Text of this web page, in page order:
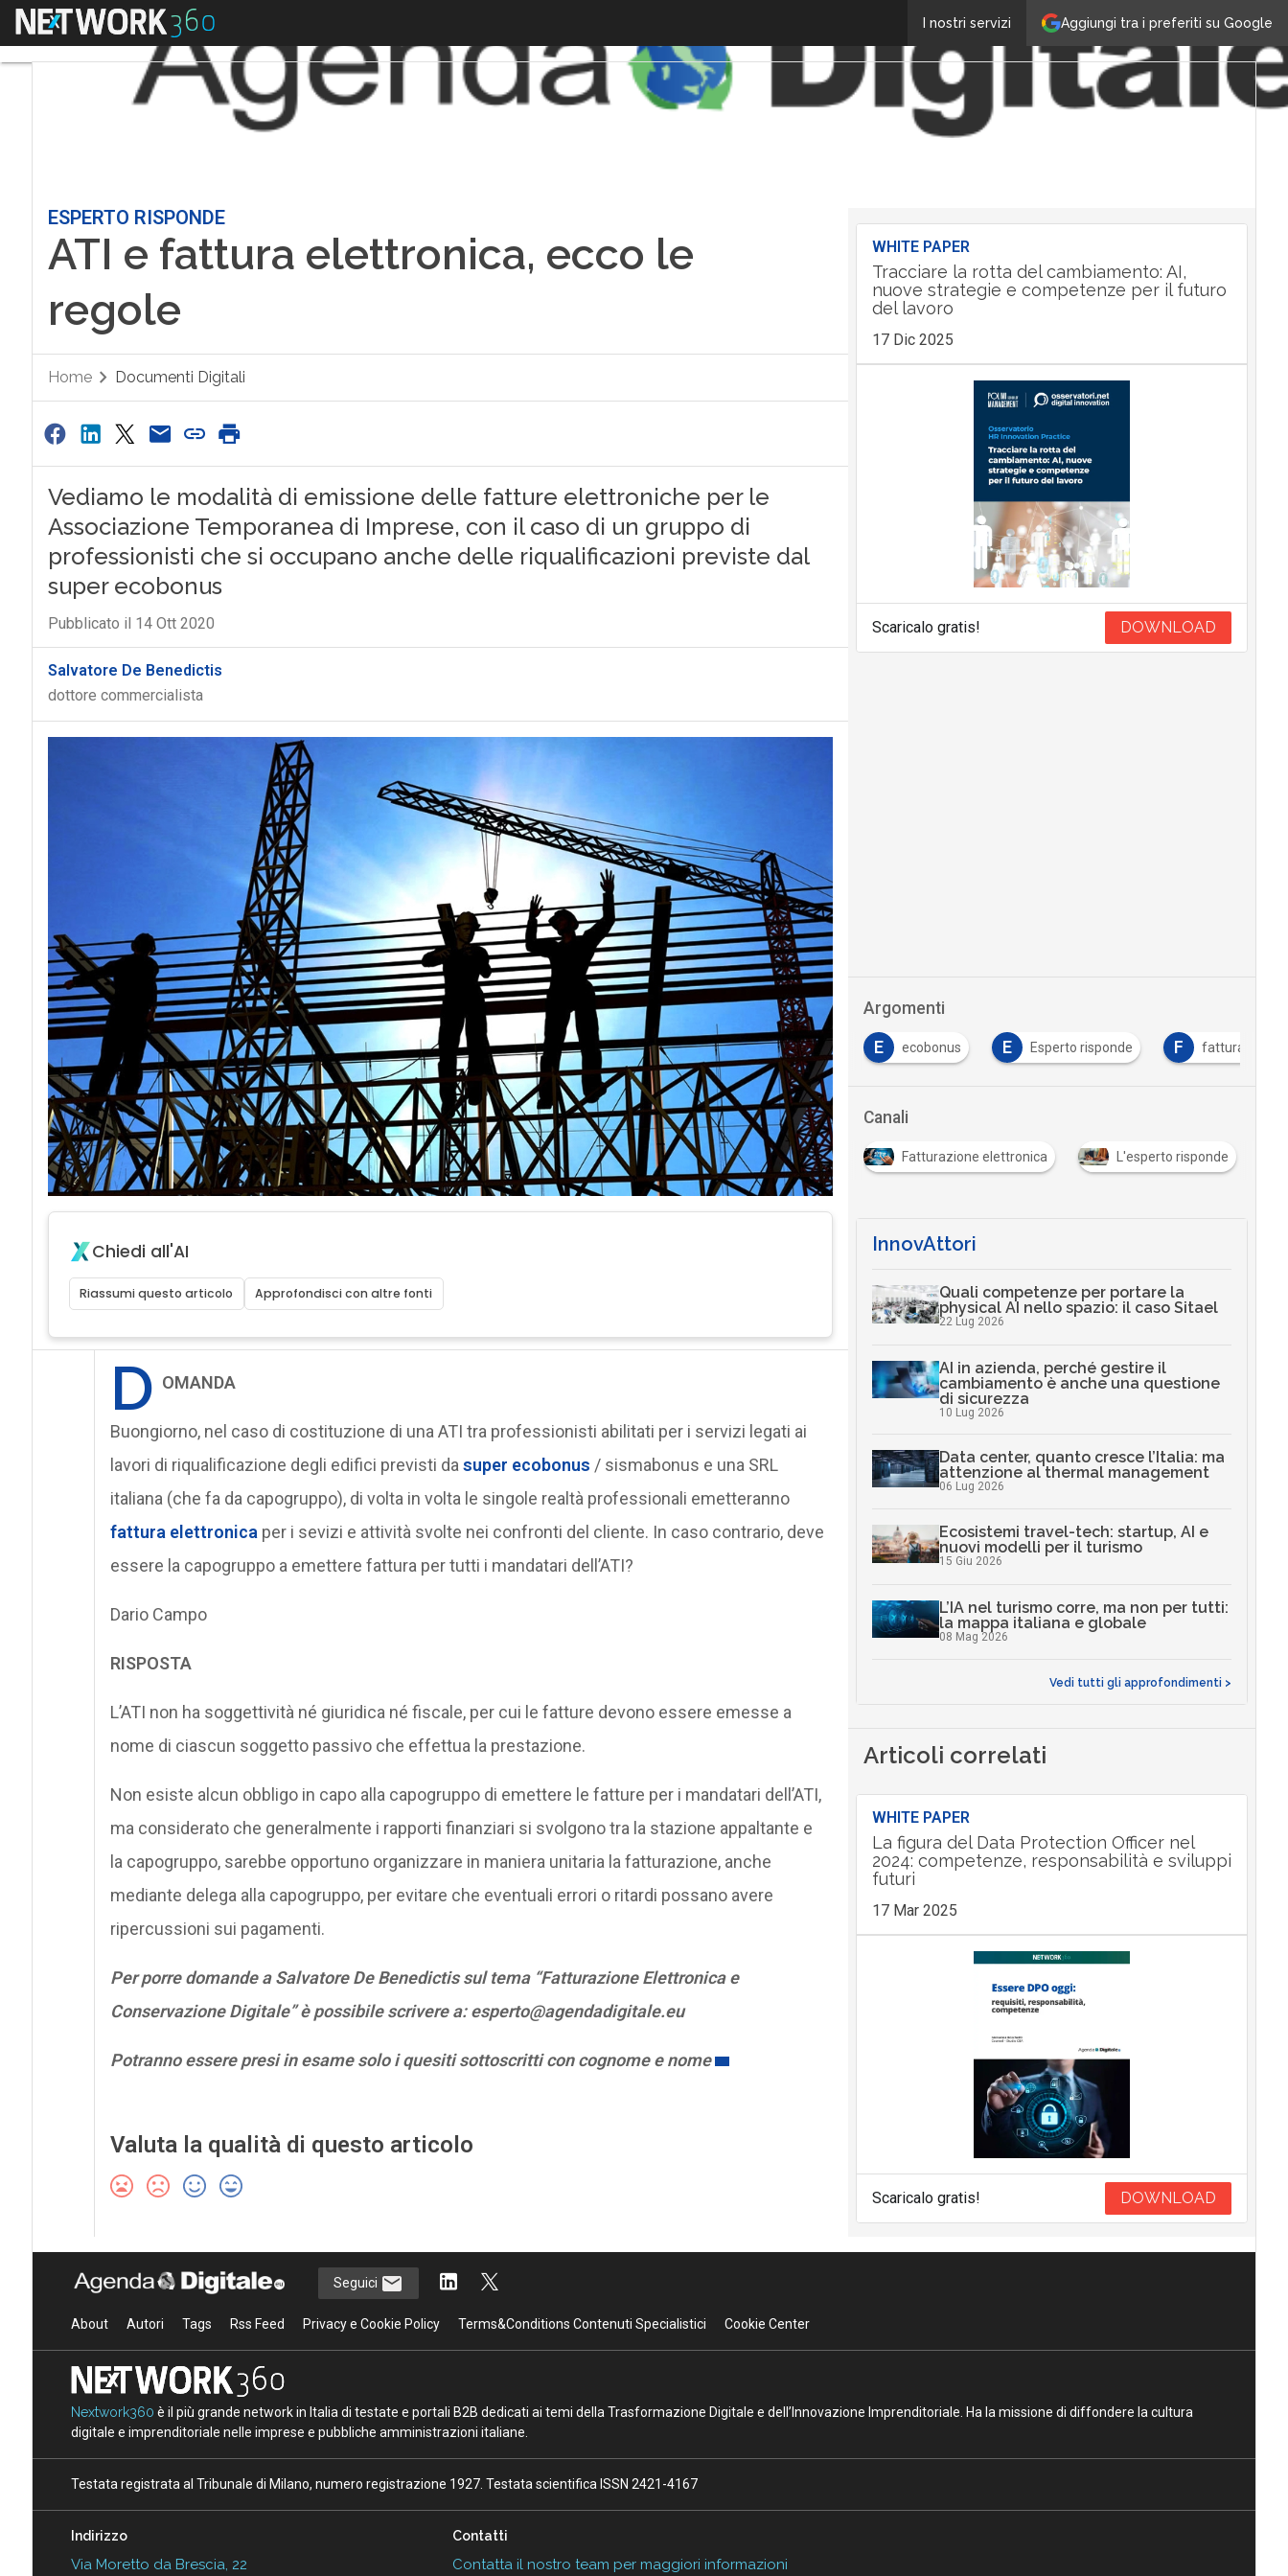
Aggiungi tra i preferiti su Google
I nostri servizi
Menu
ESPERTO RISPONDE
ATI e fattura elettronica, ecco le
regole
Home Documenti Digitali
Vediamo le modalità di emissione delle fatture elettroniche per le
Associazione Temporanea di Imprese, con il caso di un gruppo di
professionisti che si occupano anche delle riqualificazioni previste dal
super ecobonus
Pubblicato il 14 Ott 2020
Salvatore De Benedictis
dottore commercialista
Chiedi all'AI
Riassumi questo articolo Approfondisci con altre fonti
D OMANDA
Buongiorno, nel caso di costituzione di una ATI tra professionisti abilitati per i servizi legati ai
lavori di riqualificazione degli edifici previsti da super ecobonus / sismabonus e una SRL
italiana (che fa da capogruppo), di volta in volta le singole realtà professionali emetteranno
fattura elettronica per i sevizi e attività svolte nei confronti del cliente. In caso contrario, deve
essere la capogruppo a emettere fattura per tutti i mandatari dell’ATI?
Dario Campo
RISPOSTA
L’ATI non ha soggettività né giuridica né fiscale, per cui le fatture devono essere emesse a
nome di ciascun soggetto passivo che effettua la prestazione.
Non esiste alcun obbligo in capo alla capogruppo di emettere le fatture per i mandatari dell’ATI,
ma considerato che generalmente i rapporti finanziari si svolgono tra la stazione appaltante e
la capogruppo, sarebbe opportuno organizzare in maniera unitaria la fatturazione, anche
mediante delega alla capogruppo, per evitare che eventuali errori o ritardi possano avere
ripercussioni sui pagamenti.
Per porre domande a Salvatore De Benedictis sul tema “Fatturazione Elettronica e
Conservazione Digitale” è possibile scrivere a: esperto@agendadigitale.eu
Potranno essere presi in esame solo i quesiti sottoscritti con cognome e nome
Valuta la qualità di questo articolo
WHITE PAPER
Tracciare la rotta del cambiamento: AI,
nuove strategie e competenze per il futuro
del lavoro
17 Dic 2025
Scaricalo gratis! DOWNLOAD
Argomenti
C conservazione digitale E ecobonus E Esperto risponde F fattura
Canali
Documenti digitali Fatturazione elettronica L'esperto risponde
InnovAttori
Quali competenze per portare la
physical AI nello spazio: il caso Sitael
22 Lug 2026
AI in azienda, perché gestire il
cambiamento è anche una questione
di sicurezza
10 Lug 2026
Data center, quanto cresce l’Italia: ma
attenzione al thermal management
06 Lug 2026
Ecosistemi travel-tech: startup, AI e
nuovi modelli per il turismo
15 Giu 2026
L’IA nel turismo corre, ma non per tutti:
la mappa italiana e globale
08 Mag 2026
Vedi tutti gli approfondimenti >
Articoli correlati
WHITE PAPER
La figura del Data Protection Officer nel
2024: competenze, responsabilità e sviluppi
futuri
17 Mar 2025
Scaricalo gratis! DOWNLOAD
Seguici
About Autori Tags Rss Feed Privacy e Cookie Policy Terms&Conditions Contenuti Specialistici Cookie Center
Nextwork360 è il più grande network in Italia di testate e portali B2B dedicati ai temi della Trasformazione Digitale e dell’Innovazione Imprenditoriale. Ha la missione di diffondere la cultura
digitale e imprenditoriale nelle imprese e pubbliche amministrazioni italiane.
Testata registrata al Tribunale di Milano, numero registrazione 1927. Testata scientifica ISSN 2421-4167
Indirizzo
Via Moretto da Brescia, 22
Contatti
Contatta il nostro team per maggiori informazioni